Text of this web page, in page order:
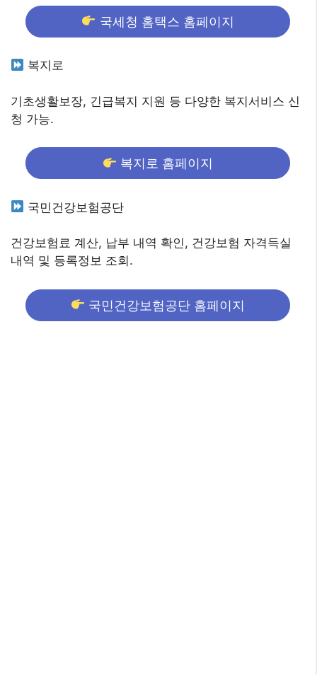
국세청 홈택스 홈페이지
복지로
기초생활보장, 긴급복지 지원 등 다양한 복지서비스 신
청 가능.
복지로 홈페이지
국민건강보험공단
건강보험료 계산, 납부 내역 확인, 건강보험 자격득실
내역 및 등록정보 조회.
국민건강보험공단 홈페이지